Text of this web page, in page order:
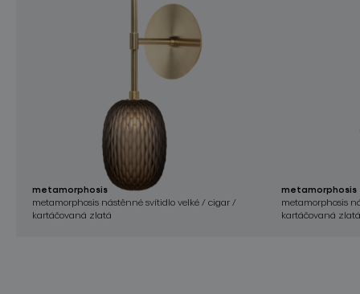
metamorphosis
metamorphosis nástěnné svítidlo velké / cigar /
kartáčovaná zlatá
metamorphosis
metamorphosis
kartáčovaná zlatá